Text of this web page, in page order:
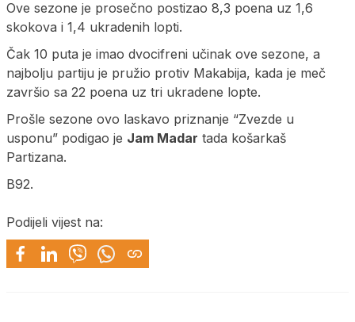
Ove sezone je prosečno postizao 8,3 poena uz 1,6
skokova i 1,4 ukradenih lopti.
Čak 10 puta je imao dvocifreni učinak ove sezone, a
najbolju partiju je pružio protiv Makabija, kada je meč
završio sa 22 poena uz tri ukradene lopte.
Prošle sezone ovo laskavo priznanje “Zvezde u
usponu” podigao je Jam Madar tada košarkaš
Partizana.
B92.
Podijeli vijest na: